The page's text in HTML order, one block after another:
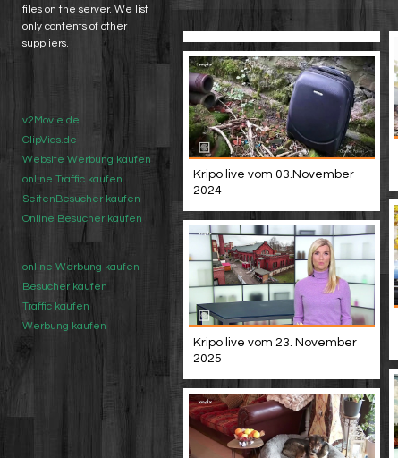
files on the server. We list
only contents of other
suppliers.
v2Movie.de
ClipVids.de
Website Werbung kaufen
online Traffic kaufen
SeitenBesucher kaufen
Online Besucher kaufen
online Werbung kaufen
Besucher kaufen
Traffic kaufen
Werbung kaufen
Kripo live vom 03.November
2024
Kripo live vom 23. November
2025